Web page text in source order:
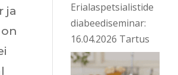
ja
Erialaspetsialistide
diabeediseminar:
16.04.2026 Tartus